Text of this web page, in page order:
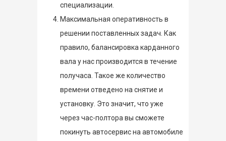
специализации.
Максимальная оперативность в
решении поставленных задач. Как
правило, балансировка карданного
вала у нас производится в течение
получаса. Такое же количество
времени отведено на снятие и
установку. Это значит, что уже
через час-полтора вы сможете
покинуть автосервис на автомобиле